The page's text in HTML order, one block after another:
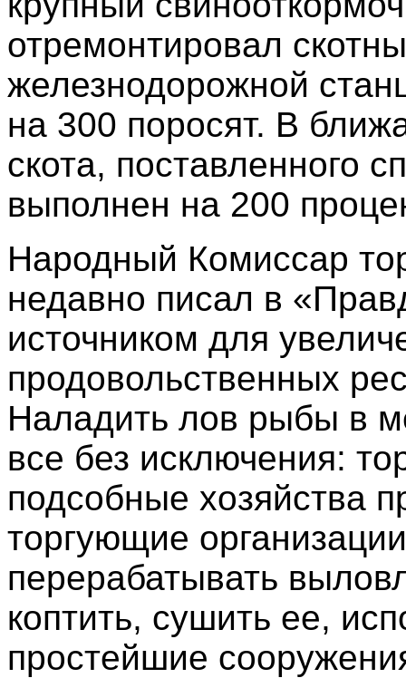
отремонтировал
железнодорожной
на 300 поросят. В
скота, поставленного
выполнен на 200
Народный Комиссар
недавно писал в
источником для
продовольственных
Наладить лов рыбы в
все без исключения:
подсобные хозяйства
торгующие
перерабатывать
коптить, сушить ее,
простейшие